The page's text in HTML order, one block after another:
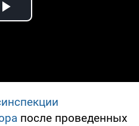
Play Video
после проведенных